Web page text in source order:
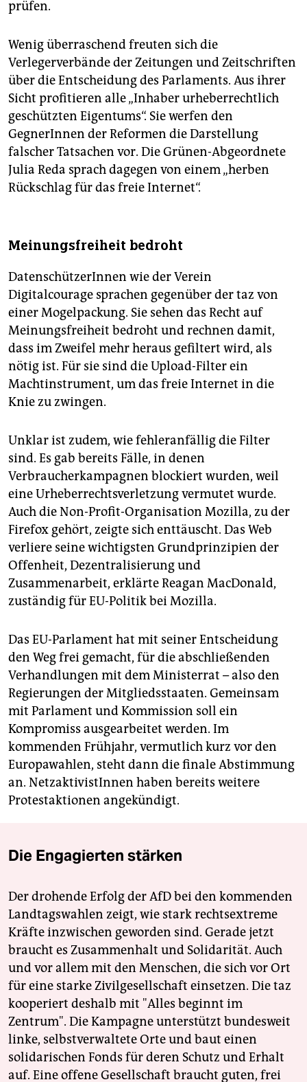
prüfen.
Wenig überraschend freuten sich die
Verlegerverbände der Zeitungen und Zeitschriften
über die Entscheidung des Parlaments. Aus ihrer
Sicht profitieren alle „Inhaber urheberrechtlich
geschützten Eigentums“. Sie werfen den
GegnerInnen der Reformen die Darstellung
falscher Tatsachen vor. Die Grünen-Abgeordnete
Julia Reda sprach dagegen von einem „herben
Rückschlag für das freie Internet“.
Meinungsfreiheit bedroht
DatenschützerInnen wie der Verein
Digitalcourage sprachen gegenüber der taz von
einer Mogelpackung. Sie sehen das Recht auf
Meinungsfreiheit bedroht und rechnen damit,
dass im Zweifel mehr heraus gefiltert wird, als
nötig ist. Für sie sind die Upload-Filter ein
Machtinstrument, um das freie Internet in die
Knie zu zwingen.
Unklar ist zudem, wie fehleranfällig die Filter
sind. Es gab bereits Fälle, in denen
Verbraucherkampagnen blockiert wurden, weil
eine Urheberrechtsverletzung vermutet wurde.
Auch die Non-Profit-Organisation Mozilla, zu der
Firefox gehört, zeigte sich enttäuscht. Das Web
verliere seine wichtigsten Grundprinzipien der
Offenheit, Dezentralisierung und
Zusammenarbeit, erklärte Reagan MacDonald,
zuständig für EU-Politik bei Mozilla.
Das EU-Parlament hat mit seiner Entscheidung
den Weg frei gemacht, für die abschließenden
Verhandlungen mit dem Ministerrat – also den
Regierungen der Mitgliedsstaaten. Gemeinsam
mit Parlament und Kommission soll ein
Kompromiss ausgearbeitet werden. Im
kommenden Frühjahr, vermutlich kurz vor den
Europawahlen, steht dann die finale Abstimmung
an. NetzaktivistInnen haben bereits weitere
Protestaktionen angekündigt.
Die Engagierten stärken
Der drohende Erfolg der AfD bei den kommenden
Landtagswahlen zeigt, wie stark rechtsextreme
Kräfte inzwischen geworden sind. Gerade jetzt
braucht es Zusammenhalt und Solidarität. Auch
und vor allem mit den Menschen, die sich vor Ort
für eine starke Zivilgesellschaft einsetzen. Die taz
kooperiert deshalb mit "Alles beginnt im
Zentrum". Die Kampagne unterstützt bundesweit
linke, selbstverwaltete Orte und baut einen
solidarischen Fonds für deren Schutz und Erhalt
auf. Eine offene Gesellschaft braucht guten, frei